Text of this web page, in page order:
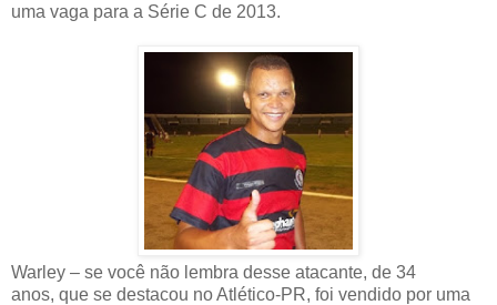
uma vaga para a Série C de 2013.
Warley – se você não lembra desse atacante, de 34
anos, que se destacou no Atlético-PR, foi vendido por uma